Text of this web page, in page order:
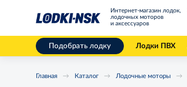
Интернет-магазин лодок,
лодочных моторов
и аксессуаров
Подобрать лодку Лодки ПВХ
Главная Каталог Лодочные моторы